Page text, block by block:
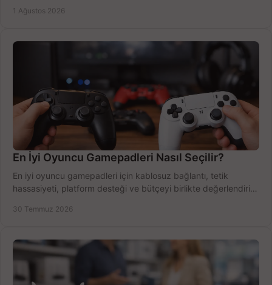
1 Ağustos 2026
En İyi Oyuncu Gamepadleri Nasıl Seçilir?
En iyi oyuncu gamepadleri için kablosuz bağlantı, tetik
hassasiyeti, platform desteği ve bütçeyi birlikte değerlendirin;
30 Temmuz 2026